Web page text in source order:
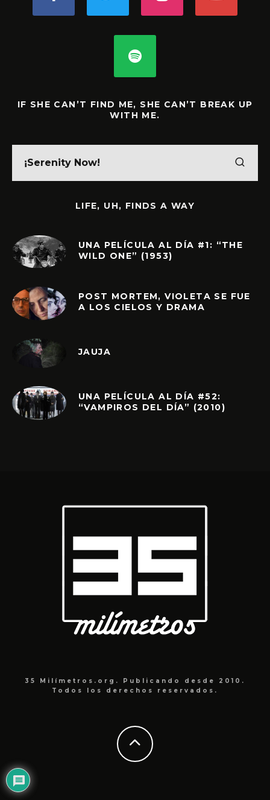
IF SHE CAN’T FIND ME, SHE CAN’T BREAK UP
WITH ME.
LIFE, UH, FINDS A WAY
UNA PELÍCULA AL DÍA #1: “THE
WILD ONE” (1953)
POST MORTEM, VIOLETA SE FUE
A LOS CIELOS Y DRAMA
JAUJA
UNA PELÍCULA AL DÍA #52:
“VAMPIROS DEL DÍA” (2010)
35 Milímetros.org. Publicando desde 2010.
Todos los derechos reservados.